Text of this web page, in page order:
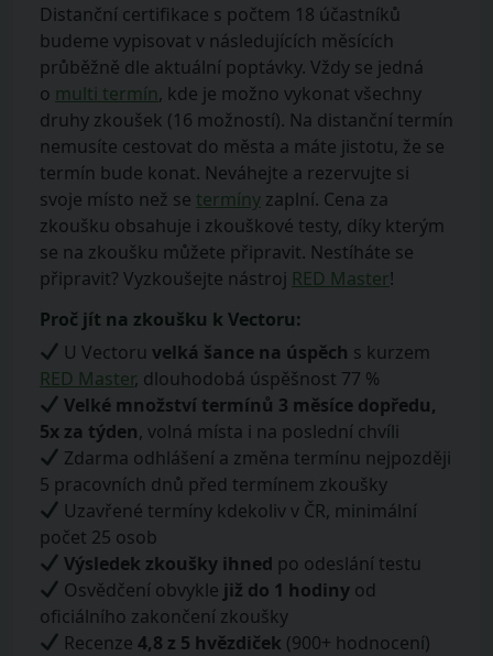
Distanční certifikace s počtem 18 účastníků
budeme vypisovat v následujících měsících
průběžně dle aktuální poptávky. Vždy se jedná
o multi termín, kde je možno vykonat všechny
druhy zkoušek (16 možností). Na distanční termín
nemusíte cestovat do města a máte jistotu, že se
termín bude konat. Neváhejte a rezervujte si
svoje místo než se termíny zaplní. Cena za
zkoušku obsahuje i zkouškové testy, díky kterým
se na zkoušku můžete připravit. Nestíháte se
připravit? Vyzkoušejte nástroj RED Master!
Proč jít na zkoušku k Vectoru:
U Vectoruvelká šance na úspěch s kurzem
RED Master, dlouhodobá úspěšnost 77 %
Velké množství termínů 3 měsíce dopředu,
5x za týden, volná místa i na poslední chvíli
Zdarma odhlášení a změna termínu nejpozději
5 pracovních dnů před termínem zkoušky
Uzavřené termíny kdekoliv v ČR, minimální
počet 25 osob
Výsledek zkoušky ihned po odeslání testu
Osvědčení obvykle již do 1 hodiny od
oficiálního zakončení zkoušky
Recenze4,8 z 5 hvězdiček (900+ hodnocení)